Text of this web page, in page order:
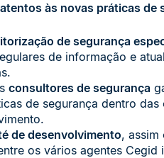
às novas práticas de
de segurança
de informação e
consultores de segurança
de segurança dentro das
de desenvolvimento, assim
os vários agentes